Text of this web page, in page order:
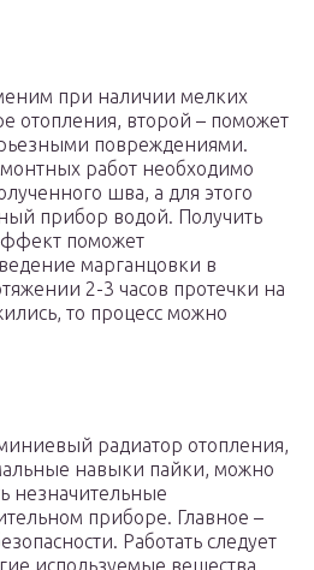
при наличии мелких
отопления, второй – поможет
повреждениями.
работ необходимо
шва, а для этого
прибор водой. Получить
поможет
марганцовки в
2-3 часов протечки на
то процесс можно
радиатор отопления,
навыки пайки, можно
незначительные
приборе. Главное –
Работать следует
используемые вещества